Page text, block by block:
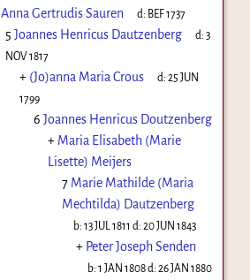
Anna Gertrudis Sauren d: BEF 1737
5 Joannes Henricus Dautzenberg d:3
NOV 1817
+ (Jo)anna Maria Crous d:25 JUN
1799
6 Joannes Henricus Doutzenberg
+ Maria Elisabeth (Marie
Lisette) Meijers
7 Marie Mathilde (Maria
Mechtilda) Dautzenberg
b:13 JUL 1811 d:20 JUN 1843
+ Peter Joseph Senden
b:1 JAN 1808d:26 JAN 1880